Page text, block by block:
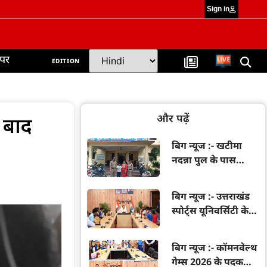
Sign in
EDITION
और पढ़ें
बिग न्यूज :- खटीमा
नदन्ना पुल के पास
बच्चा, चकरपुर पुलिस ने
मां से मिलाया
बिग न्यूज :- उत्तराखंड
स्पोर्ट्स यूनिवर्सिटी के
मुख्यमंत्री धामी ने की
समीक्षा, गुणवत्ता और
बिग न्यूज :- कॉमनवेल्थ
गेम्स 2026 के पदक